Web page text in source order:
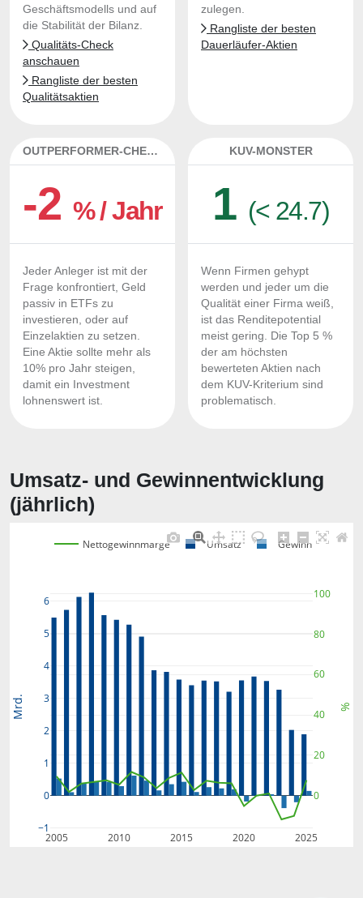
Geschäftsmodells und auf
die Stabilität der Bilanz.
Qualitäts-Check
anschauen
Rangliste der besten
Qualitätsaktien
zulegen.
Rangliste der besten
Dauerläufer-Aktien
OUTPERFORMER-CHECK
-2 % / Jahr
Jeder Anleger ist mit der
Frage konfrontiert, Geld
passiv in ETFs zu
investieren, oder auf
Einzelaktien zu setzen.
Eine Aktie sollte mehr als
10% pro Jahr steigen,
damit ein Investment
lohnenswert ist.
KUV-MONSTER
1 (< 24.7)
Wenn Firmen gehypt
werden und jeder um die
Qualität einer Firma weiß,
ist das Renditepotential
meist gering. Die Top 5 %
der am höchsten
bewerteten Aktien nach
dem KUV-Kriterium sind
problematisch.
Umsatz- und Gewinnentwicklung
(jährlich)
2005 2010 2015 2020 2025
−1
0
1
2
3
4
5
6
0
20
40
60
80
100
Nettogewinnmarge Umsatz Gewinn
Mrd. %